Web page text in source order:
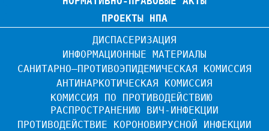
ПРОЕКТЫ НПА
ДИСПАСЕРИЗАЦИЯ
ИНФОРМАЦИОННЫЕ МАТЕРИАЛЫ
САНИТАРНО–ПРОТИВОЭПИДЕМИЧЕСКАЯ КОМИССИЯ
АНТИНАРКОТИЧЕСКАЯ КОМИССИЯ
КОМИССИЯ ПО ПРОТИВОДЕЙСТВИЮ
РАСПРОСТРАНЕНИЮ ВИЧ-ИНФЕКЦИИ
ПРОТИВОДЕЙСТВИЕ КОРОНОВИРУСНОЙ ИНФЕКЦИИ